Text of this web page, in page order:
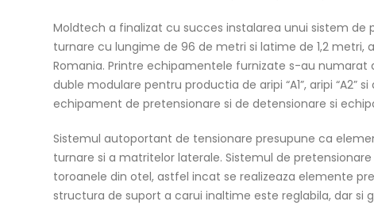
Moldtech a finalizat cu succes instalarea unui sistem
turnare cu lungime de 96 de metri si latime de 1,2
Romania. Printre echipamentele furnizate s-au
duble modulare pentru productia de aripi “A1”, aripi “A2”
echipament de pretensionare si de detensionare si
Sistemul autoportant de tensionare presupune ca
turnare si a matritelor laterale. Sistemul de
toroanele din otel, astfel incat se realizeaza elemente
structura de suport a carui inaltime este reglabila, dar